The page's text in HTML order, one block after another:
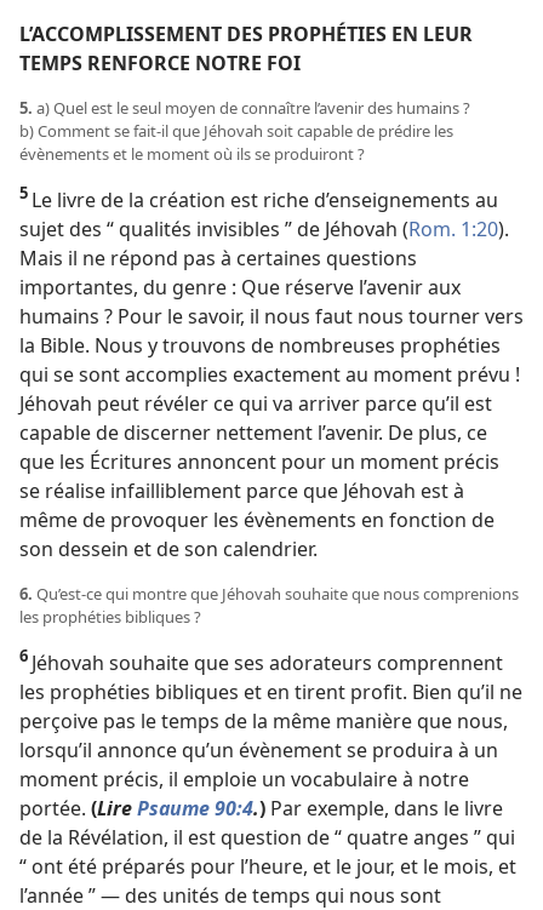
L’ACCOMPLISSEMENT DES PROPHÉTIES EN LEUR
TEMPS RENFORCE NOTRE FOI
5. a) Quel est le seul moyen de connaître l’avenir des humains ?
b) Comment se fait-​il que Jéhovah soit capable de prédire les
évènements et le moment où ils se produiront ?
5 Le livre de la création est riche d’enseignements au
sujet des “ qualités invisibles ” de Jéhovah (Rom. 1:20).
Mais il ne répond pas à certaines questions
importantes, du genre : Que réserve l’avenir aux
humains ? Pour le savoir, il nous faut nous tourner vers
la Bible. Nous y trouvons de nombreuses prophéties
qui se sont accomplies exactement au moment prévu !
Jéhovah peut révéler ce qui va arriver parce qu’il est
capable de discerner nettement l’avenir. De plus, ce
que les Écritures annoncent pour un moment précis
se réalise infailliblement parce que Jéhovah est à
même de provoquer les évènements en fonction de
son dessein et de son calendrier.
6. Qu’est-​ce qui montre que Jéhovah souhaite que nous comprenions
les prophéties bibliques ?
6 Jéhovah souhaite que ses adorateurs comprennent
les prophéties bibliques et en tirent profit. Bien qu’il ne
perçoive pas le temps de la même manière que nous,
lorsqu’il annonce qu’un évènement se produira à un
moment précis, il emploie un vocabulaire à notre
portée. (LirePsaume 90:4.) Par exemple, dans le livre
de la Révélation, il est question de “ quatre anges ” qui
“ ont été préparés pour l’heure, et le jour, et le mois, et
l’année ” — des unités de temps qui nous sont